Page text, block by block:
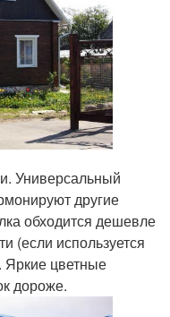
Универсальный
другие
обходится дешевле
(если используется
Яркие цветные
дороже.